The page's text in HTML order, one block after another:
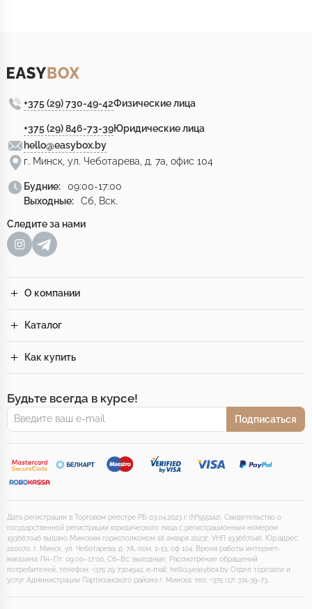
+375 (29) 730-49-42Физические лица
+375 (29) 846-73-39Юридические лица
hello@easybox.by
г. Минск, ул. Чеботарева, д. 7а, офис 104
Будние:
09:00-17:00
Выходные:
Сб, Вск.
Следите за нами
О компании
Каталог
Как купить
Будьте всегда в курсе!
Подписаться
Дата регистрации в Торговом реестре РБ 03.04.2023 г (№555142). Свидетельство о
государственной регистрации юридического лица с регистрационным номером
193667046 выдано Минским горисполкомом 18 января 2023г. УНП 193667046. Юр.адрес:
220070, г. Минск, ул. Чеботарева, д. 7А, пом. 2-13, оф 104. Время работы интернет-
магазина: Пн–Пт: 09:00–17:00, Сб–Вс: выходные. Рассмотрение обращений
потребителей, телефон: +375 29 7304942, e-mail: hello@easybox.by. Отдел торговли и
услуг Администрации Партизанского района г. Минска: тел. +375 (17) 374-39-73.